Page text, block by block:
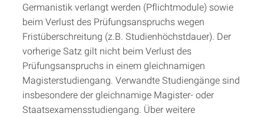
Germanistik verlangt werden (Pflichtmodule) sowie
beim Verlust des Prüfungsanspruchs wegen
Fristüberschreitung (z.B. Studienhöchstdauer). Der
vorherige Satz gilt nicht beim Verlust des
Prüfungsanspruchs in einem gleichnamigen
Magisterstudiengang. Verwandte Studiengänge sind
insbesondere der gleichnamige Magister- oder
Staatsexamensstudiengang. Über weitere